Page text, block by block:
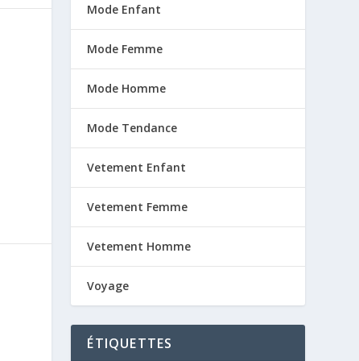
Mode Enfant
Mode Femme
Mode Homme
Mode Tendance
Vetement Enfant
Vetement Femme
Vetement Homme
Voyage
ÉTIQUETTES